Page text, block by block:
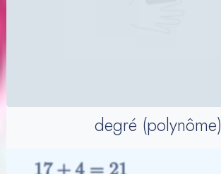
degré (polynôme)